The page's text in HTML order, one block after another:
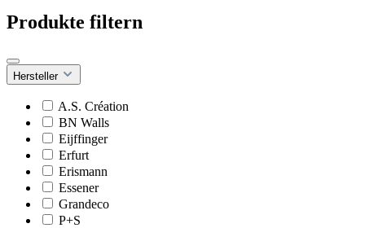
Produkte filtern
Hersteller
A.S. Création
BN Walls
Eijffinger
Erfurt
Erismann
Essener
Grandeco
P+S